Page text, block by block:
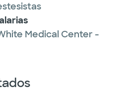
Medical Center -